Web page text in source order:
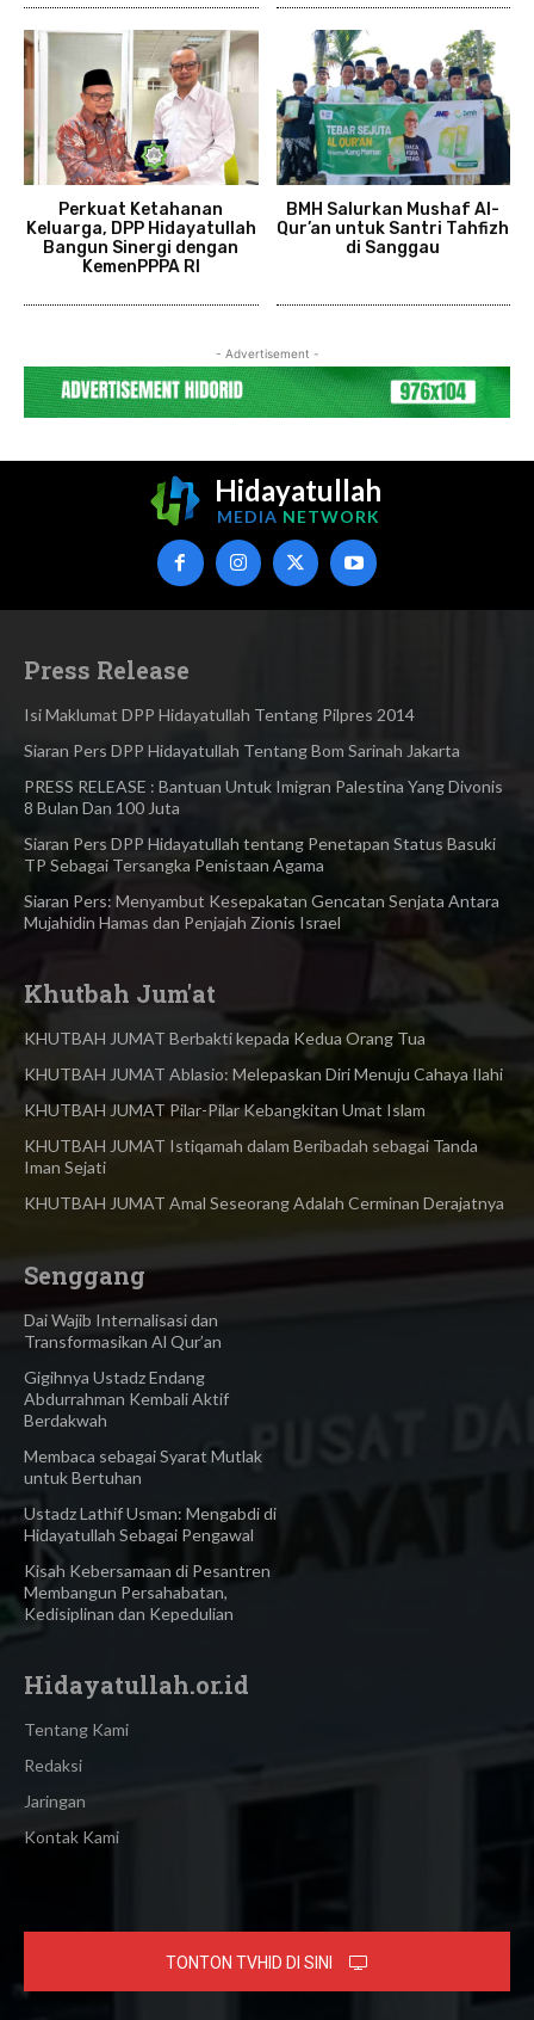
Perkuat Ketahanan
Keluarga, DPP Hidayatullah
Bangun Sinergi dengan
KemenPPPA RI
BMH Salurkan Mushaf Al-
Qur’an untuk Santri Tahfizh
di Sanggau
- Advertisement -
Hidayatullah
MEDIA NETWORK
Press Release
Isi Maklumat DPP Hidayatullah Tentang Pilpres 2014
Siaran Pers DPP Hidayatullah Tentang Bom Sarinah Jakarta
PRESS RELEASE : Bantuan Untuk Imigran Palestina Yang Divonis
8 Bulan Dan 100 Juta
Siaran Pers DPP Hidayatullah tentang Penetapan Status Basuki
TP Sebagai Tersangka Penistaan Agama​
Siaran Pers: Menyambut Kesepakatan Gencatan Senjata Antara
Mujahidin Hamas dan Penjajah Zionis Israel
Khutbah Jum'at
KHUTBAH JUMAT Berbakti kepada Kedua Orang Tua
KHUTBAH JUMAT Ablasio: Melepaskan Diri Menuju Cahaya Ilahi
KHUTBAH JUMAT Pilar-Pilar Kebangkitan Umat Islam
KHUTBAH JUMAT Istiqamah dalam Beribadah sebagai Tanda
Iman Sejati
KHUTBAH JUMAT Amal Seseorang Adalah Cerminan Derajatnya
Senggang
Dai Wajib Internalisasi dan
Transformasikan Al Qur’an
Gigihnya Ustadz Endang
Abdurrahman Kembali Aktif
Berdakwah
Membaca sebagai Syarat Mutlak
untuk Bertuhan
Ustadz Lathif Usman: Mengabdi di
Hidayatullah Sebagai Pengawal
Kisah Kebersamaan di Pesantren
Membangun Persahabatan,
Kedisiplinan dan Kepedulian
Hidayatullah.or.id
Tentang Kami
Redaksi
Jaringan
Kontak Kami
TONTON TVHID DI SINI